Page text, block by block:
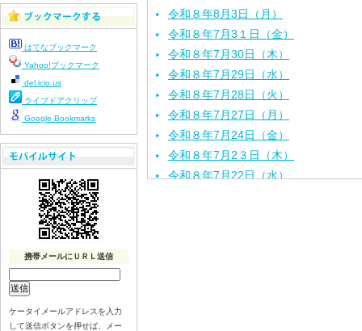
令和８年8月3日（月）
令和８年7月3１日（金）
令和８年7月30日（木）
令和８年7月29日（水）
令和８年7月28日（火）
令和８年7月27日（月）
令和８年7月24日（金）
令和８年7月2３日（木）
令和８年7月22日（水）
はてなブックマーク
Yahoo!ブックマーク
del.icio.us
ライブドアクリップ
Google Bookmarks
携帯メールにＵＲＬ送信
ケータイメールアドレスを入力
して送信ボタンを押せば、メー